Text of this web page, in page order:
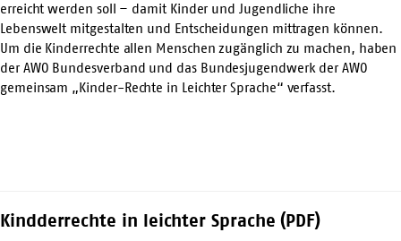
erreicht werden soll – damit Kinder und Jugendliche ihre
Lebenswelt mitgestalten und Entscheidungen mittragen können.
Um die Kinderrechte allen Menschen zugänglich zu machen, haben
der AWO Bundesverband und das Bundesjugendwerk der AWO
gemeinsam „Kinder-Rechte in Leichter Sprache“ verfasst.
Kindderrechte in leichter Sprache (PDF)